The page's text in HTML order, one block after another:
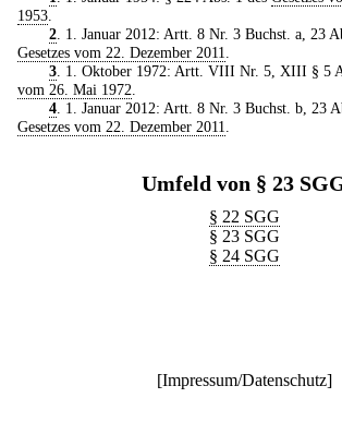
1953.
2. 1. Januar 2012: Artt. 8 Nr. 3 Buchst. a, 23
Gesetzes vom 22. Dezember 2011.
3. 1. Oktober 1972: Artt. VIII Nr. 5, XIII § 5
vom 26. Mai 1972.
4. 1. Januar 2012: Artt. 8 Nr. 3 Buchst. b, 23
Gesetzes vom 22. Dezember 2011.
Umfeld von § 23
§ 22 SGG
§ 23 SGG
§ 24 SGG
[Impressum/Datenschutz]